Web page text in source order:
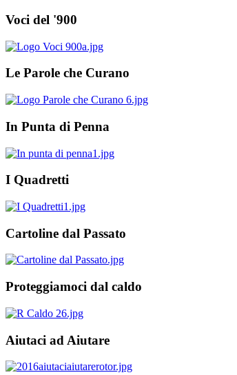
Voci del '900
Le Parole che Curano
In Punta di Penna
I Quadretti
Cartoline dal Passato
Proteggiamoci dal caldo
Aiutaci ad Aiutare